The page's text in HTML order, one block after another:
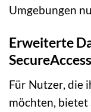
Umgebungen
Erweiterte
SecureAccess
Für Nutzer, die
möchten, bietet